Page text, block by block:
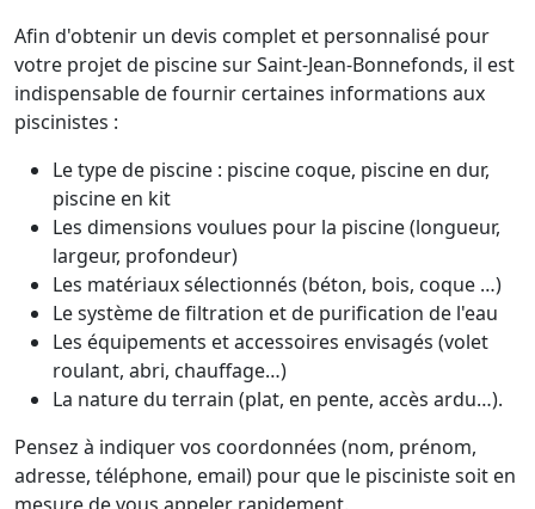
Afin d'obtenir un devis complet et personnalisé pour
votre projet de piscine sur Saint-Jean-Bonnefonds, il est
indispensable de fournir certaines informations aux
piscinistes :
Le type de piscine : piscine coque, piscine en dur,
piscine en kit
Les dimensions voulues pour la piscine (longueur,
largeur, profondeur)
Les matériaux sélectionnés (béton, bois, coque …)
Le système de filtration et de purification de l'eau
Les équipements et accessoires envisagés (volet
roulant, abri, chauffage…)
La nature du terrain (plat, en pente, accès ardu…).
Pensez à indiquer vos coordonnées (nom, prénom,
adresse, téléphone, email) pour que le pisciniste soit en